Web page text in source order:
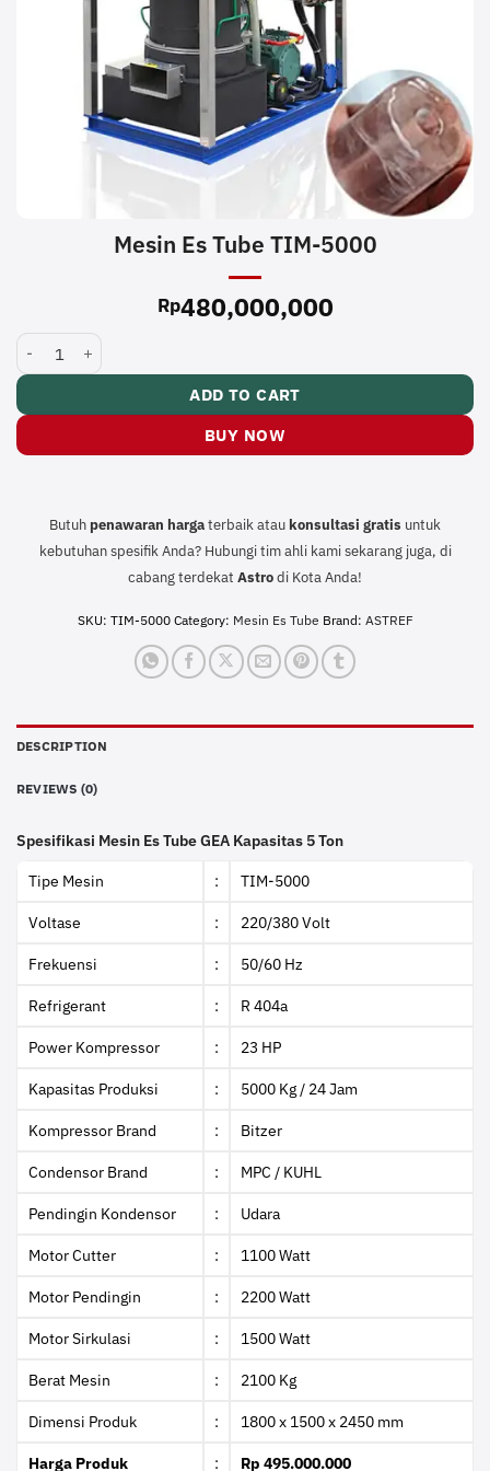
Mesin Es Tube TIM-5000
Rp480,000,000
Mesin Es Tube TIM-5000 quantity
ADD TO CART
BUY NOW
Butuh penawaran hargaterbaik atau konsultasi gratis untuk
kebutuhan spesifik Anda? Hubungi tim ahli kami sekarang juga, di
cabang terdekat Astrodi Kota Anda!
SKU: TIM-5000 Category: Mesin Es Tube Brand: ASTREF
DESCRIPTION
REVIEWS (0)
Spesifikasi Mesin Es Tube GEA Kapasitas 5 Ton
Tipe Mesin : TIM-5000
Voltase : 220/380 Volt
Frekuensi : 50/60 Hz
Refrigerant : R 404a
Power Kompressor : 23 HP
Kapasitas Produksi : 5000 Kg / 24 Jam
Kompressor Brand : Bitzer
Condensor Brand : MPC / KUHL
Pendingin Kondensor : Udara
Motor Cutter : 1100 Watt
Motor Pendingin : 2200 Watt
Motor Sirkulasi : 1500 Watt
Berat Mesin : 2100 Kg
Dimensi Produk : 1800 x 1500 x 2450 mm
Harga Produk : Rp 495.000.000